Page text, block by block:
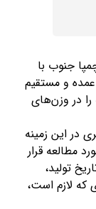
جنوب با
و مستقیم
را در وزن‌های
در این زمینه
مطالعه قرار
تولید،
که لازم است،